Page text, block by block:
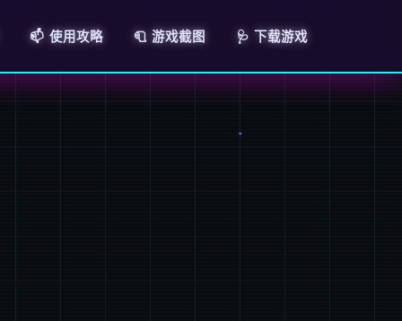
📫 使用攻略 🧻 游戏截图 🩺 下载游戏